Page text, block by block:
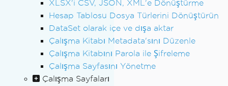
XLSX'i CSV, JSON, XML'e Dönüştürme
Hesap Tablosu Dosya Türlerini Dönüştürün
DataSet olarak içe ve dışa aktar
Çalışma Kitabı Metadata'sını Düzenle
Çalışma Kitabını Parola ile Şifreleme
Çalışma Sayfasını Yönetme
Çalışma Sayfaları